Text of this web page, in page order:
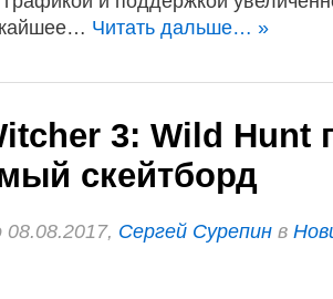
Читать дальше… »
3: Wild Hunt
скейтборд
08.08.2017, Сергей Сурепин в